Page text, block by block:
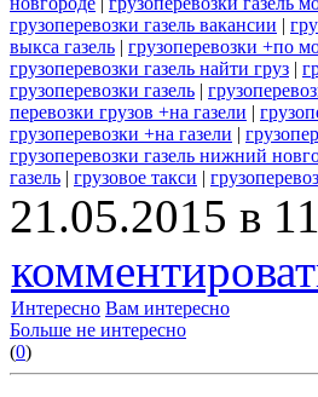
грузоперевозки газель вакансии |
выкса газель | грузоперевозки +по
грузоперевозки газель найти груз |
грузоперевозки газель |
перевозки грузов +на газели |
грузоперевозки +на газели |
грузоперевозки газель нижний
газель | грузовое такси |
21.05.2015 в
Интересно Вам интересно
Больше не интересно
(0)